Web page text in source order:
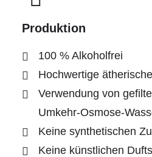
Produktion
100 % Alkoholfrei
Hochwertige
Verwendung von
Umkehr-Osmose-
Keine synthetischen
Keine künstlichen